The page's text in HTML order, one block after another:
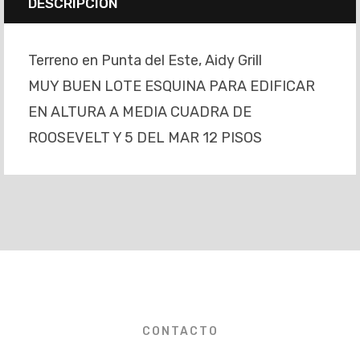
DESCRIPCIÓN
Terreno en Punta del Este, Aidy Grill
MUY BUEN LOTE ESQUINA PARA EDIFICAR
EN ALTURA A MEDIA CUADRA DE
ROOSEVELT Y 5 DEL MAR 12 PISOS
CONTACTO